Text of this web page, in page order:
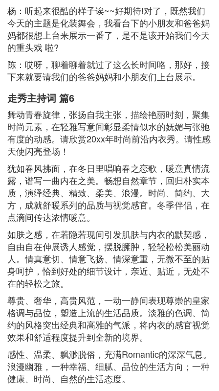
杨：听起来很酷的样子诶~~好期待!对了，既然我们
今天的主题是化装舞会，我看台下的小朋友和爸爸妈
妈都很想上台来展示一番了，是不是该开始我们今天
的重头戏 啦?
陈：哎呀，聊着聊着就过了这么长时间咯，那好，接
下来就要请我们的爸爸妈妈和小朋友们上台展示。
走秀主持词 篇6
舞动青春旋律，张扬自我主张，描绘艳丽时刻，聚集
时尚元素，在轻雅写意间彰显柔情似水的妩媚与张驰
有度的动感。请欣赏20xx年时尚前沿内衣秀。请性感
天使闪亮登场！
犹如春风拂面，在冬日里唱响春之恋歌，暖意真情流
露，谱写一曲内在之美。畅想自然章节，回归朴实本
质，演绎经典、精致、柔美、浪漫。时尚、简约、大
方，成就舒暖系列的品质与视觉感官。冬季伴侣，在
点滴间传达浓情暖意。
如肤之感，在若隐若现间引发肌肤与内衣的默契感，
自由自在伸展诱人感觉，摆脱臃肿，轻轻松松美丽动
人。情真意切、情意飞扬、情深意重，无微不至的贴
身呵护，恰到好处的细节设计，亲近、贴近，无处不
在的轻松之旅。
尊贵、奢华，高贵风范，一动一静间表现尊崇的皇家
格调与品位，塑造上流的生活品质。淡雅的色调、简
约的风格突出经典和高雅的气派，将内衣的感官视觉
效果和舒适程度提升到全新的境界。
感性、温柔、飘渺脱俗，充满Romantic的深深气息。
浪漫幽雅，一种幸福、细腻、品位的生活方向；一种
健康、时尚、自然的生活态度。